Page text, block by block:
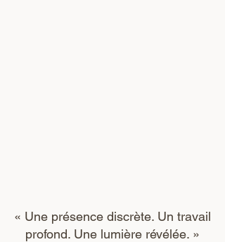
« Une présence discrète. Un travail
profond. Une lumière révélée. »